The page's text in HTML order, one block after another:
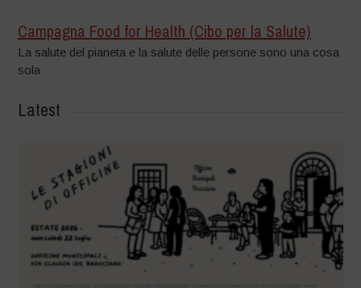
Campagna Food for Health (Cibo per la Salute)
La salute del pianeta e la salute delle persone sono una cosa
sola
Latest